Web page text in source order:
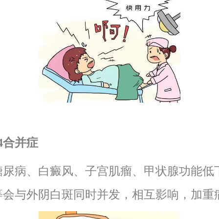
合并症
、白癜风、子宫肌瘤、甲状腺功能低
与外阴白斑同时并发，相互影响，加重